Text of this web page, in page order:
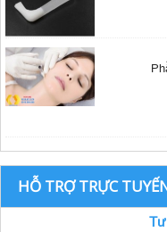
HỖ TRỢ TRỰC